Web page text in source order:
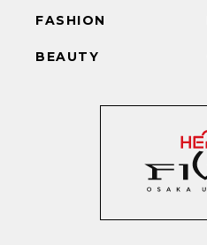
FASHION
BEAUTY